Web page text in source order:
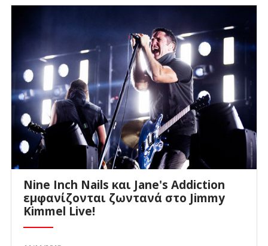
Nine Inch Nails και Jane's Addiction
εμφανίζονται ζωντανά στο Jimmy
Kimmel Live!